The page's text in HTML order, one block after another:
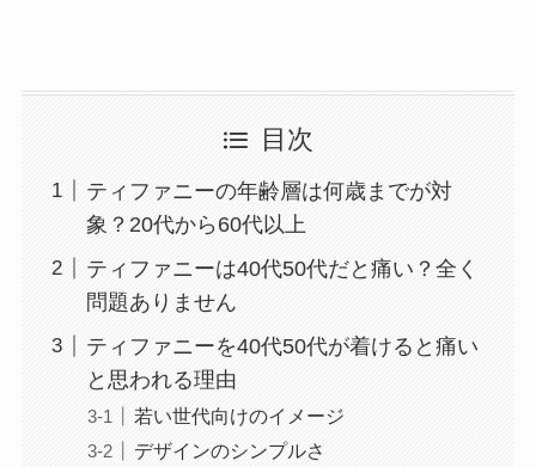
目次
ティファニーの年齢層は何歳までが対
象？20代から60代以上
ティファニーは40代50代だと痛い？全く
問題ありません
ティファニーを40代50代が着けると痛い
と思われる理由
若い世代向けのイメージ
デザインのシンプルさ